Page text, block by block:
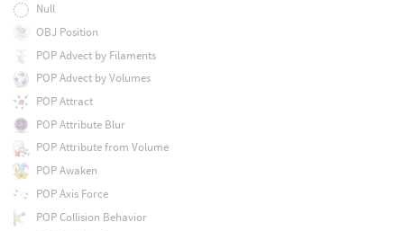
Null
OBJ Position
POP Advect by Filaments
POP Advect by Volumes
POP Attract
POP Attribute Blur
POP Attribute from Volume
POP Awaken
POP Axis Force
POP Collision Behavior